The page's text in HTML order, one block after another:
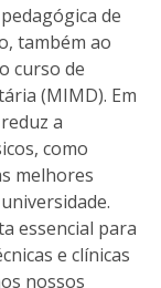
de
também ao
curso de
(MIMD). Em
a
como
melhores
essencial para
e clínicas
nossos